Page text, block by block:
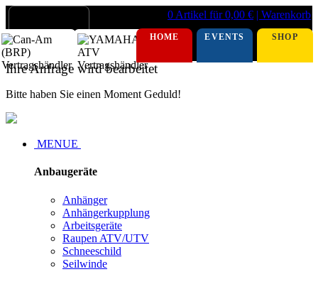
0 Artikel für 0,00 € | Warenkorb
HOME EVENTS SHOP
Ihre Anfrage wird bearbeitet
Bitte haben Sie einen Moment Geduld!
MENUE
Anbaugeräte
Anhänger
Anhängerkupplung
Arbeitsgeräte
Raupen ATV/UTV
Schneeschild
Seilwinde